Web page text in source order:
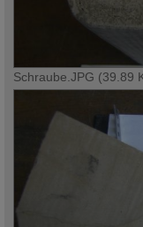
Schraube.JPG (39.89